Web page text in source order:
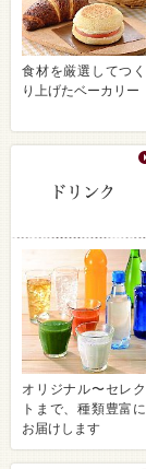
食材を厳選してつく
り上げたベーカリー
オリジナル〜セレク
トまで、種類豊富に
お届けします